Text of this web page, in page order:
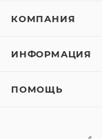
КОМПАНИЯ
ИНФОРМАЦИЯ
ПОМОЩЬ